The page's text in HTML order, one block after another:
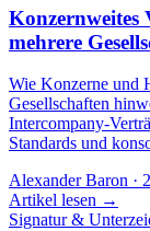
Konzernweites
mehrere
Wie Konzerne und
Gesellschaften
Intercompany-
Standards und
Alexander Baron ·
Artikel lesen →
Signatur &